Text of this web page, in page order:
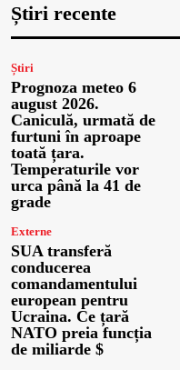
Știri recente
Știri
Prognoza meteo 6
august 2026.
Caniculă, urmată de
furtuni în aproape
toată țara.
Temperaturile vor
urca până la 41 de
grade
Externe
SUA transferă
conducerea
comandamentului
european pentru
Ucraina. Ce țară
NATO preia funcția
de miliarde $